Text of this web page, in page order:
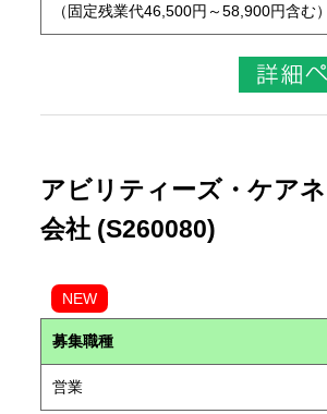
（固定残業代46,500円～58,900円含む）
アビリティーズ・ケア
会社 (S260080)
NEW
募集職種
営業